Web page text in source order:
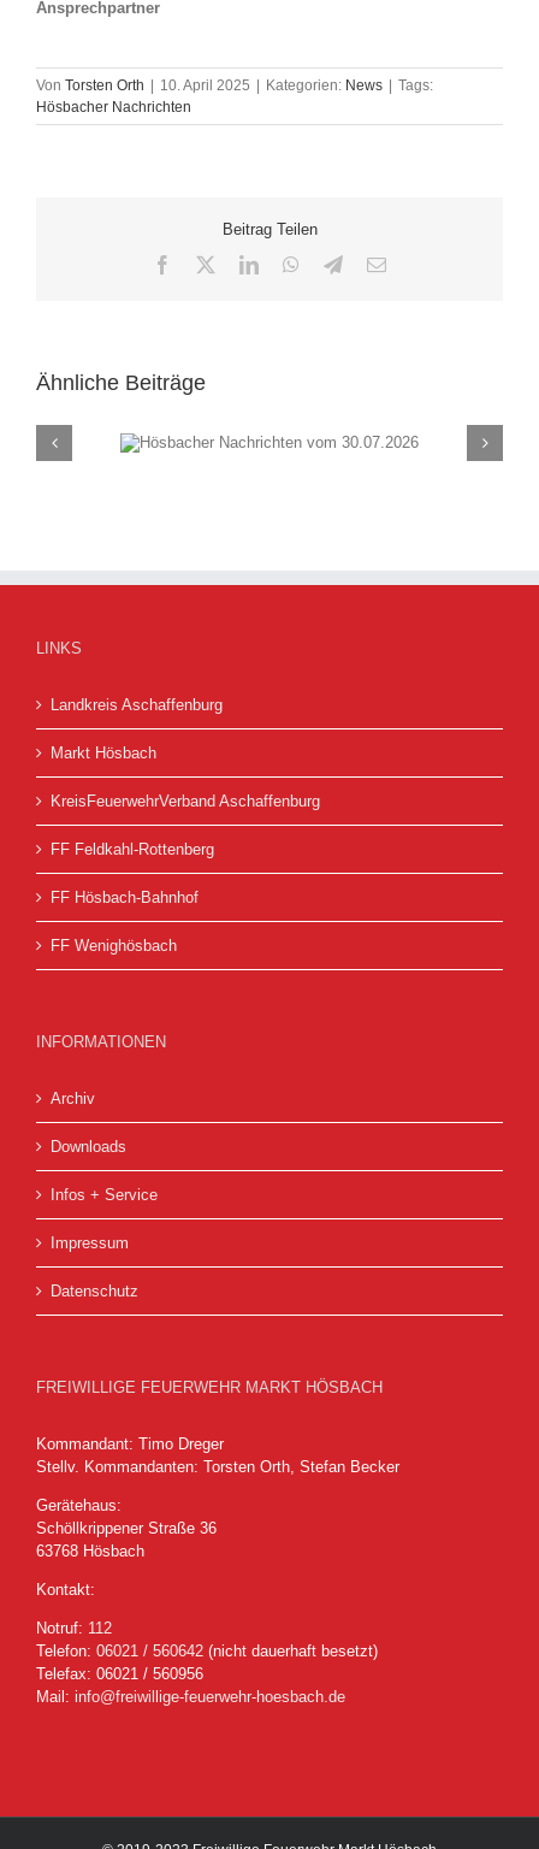
Ansprechpartner
Von Torsten Orth | 10. April 2025 | Kategorien: News | Tags:
Hösbacher Nachrichten
Beitrag Teilen
Facebook LinkedInWhatsApp
Telegram
E-
Ähnliche Beiträge
vom
Hösbacher
LINKS
Landkreis Aschaffenburg
Markt Hösbach
KreisFeuerwehrVerband Aschaffenburg
FF Feldkahl-Rottenberg
FF Hösbach-Bahnhof
FF Wenighösbach
INFORMATIONEN
Archiv
Downloads
Infos + Service
Impressum
Datenschutz
FREIWILLIGE FEUERWEHR MARKT HÖSBACH
Kommandant: Timo Dreger
Stellv. Kommandanten: Torsten Orth, Stefan Becker
Gerätehaus:
Schöllkrippener Straße 36
63768 Hösbach
Kontakt:
Notruf: 112
Telefon: 06021 / 560642 (nicht dauerhaft besetzt)
Telefax: 06021 / 560956
Mail: info@freiwillige-feuerwehr-hoesbach.de